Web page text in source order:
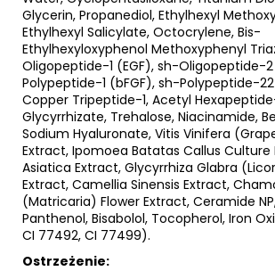
Glycerin, Propanediol, Ethylhexyl
Ethylhexyl Salicylate, Octocrylene, Bis-
Ethylhexyloxyphenol Methoxyphenyl
Oligopeptide-1 (EGF), sh-Oligopeptide-2
Polypeptide-1 (bFGF), sh-Polypeptide-
Copper Tripeptide-1, Acetyl
Glycyrrhizate, Trehalose, Niacinamide,
Sodium Hyaluronate, Vitis Vinifera
Extract, Ipomoea Batatas Callus Culture
Asiatica Extract, Glycyrrhiza Glabra
Extract, Camellia Sinensis Extract,
(Matricaria) Flower Extract, Ceramide
Panthenol, Bisabolol, Tocopherol, Iron
CI 77492, CI 77499).
Ostrzeżenie: